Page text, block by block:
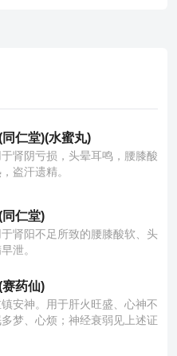
仁堂)(水蜜丸)
肾阴亏损，头晕耳鸣，腰膝酸
盗汗遗精。
仁堂)
肾阳不足所致的腰膝酸软、头
泄。
药仙)
安神。用于肝火旺盛、心神不
梦、心烦；神经衰弱见上述证